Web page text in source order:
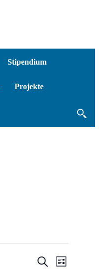
Stipendium
Projekte
SucheListe